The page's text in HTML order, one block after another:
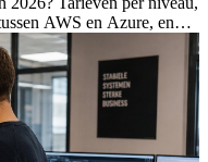
AWS en Azure, en